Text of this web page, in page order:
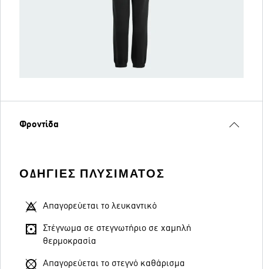
Φροντίδα
ΟΔΗΓΊΕΣ ΠΛΥΣΊΜΑΤΟΣ
Απαγορεύεται το λευκαντικό
Στέγνωμα σε στεγνωτήριο σε χαμηλή
θερμοκρασία
Απαγορεύεται το στεγνό καθάρισμα